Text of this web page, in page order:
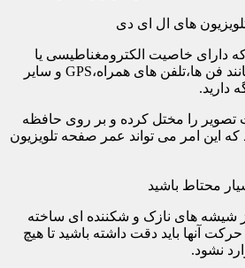
که دارای خاصیت الکترومغناطیسی یا
الکتریسیته ساکن هستند مانند فن ها،تلفن های همراه،GPS و سایر
دارید.
تصویر را مختل کرده و بر روی حافظه
که این امر می تواند عمر صفحه تلویزیون
شیشه های نازک و شکننده ای ساخته
حرکت آنها باید دقت داشته باشید تا هیچ
نشود.